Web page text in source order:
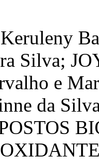
Silva;
e
da